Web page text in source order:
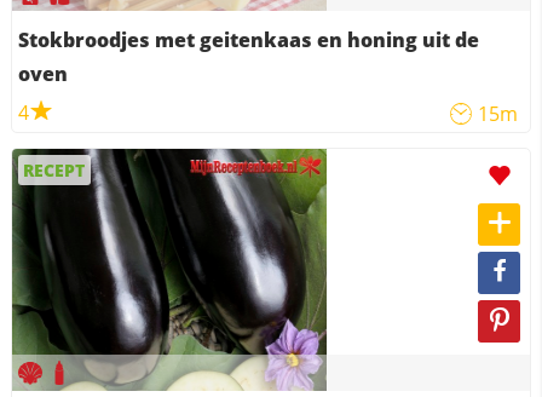
Stokbroodjes met geitenkaas en honing uit de
oven
4
15m
RECEPT